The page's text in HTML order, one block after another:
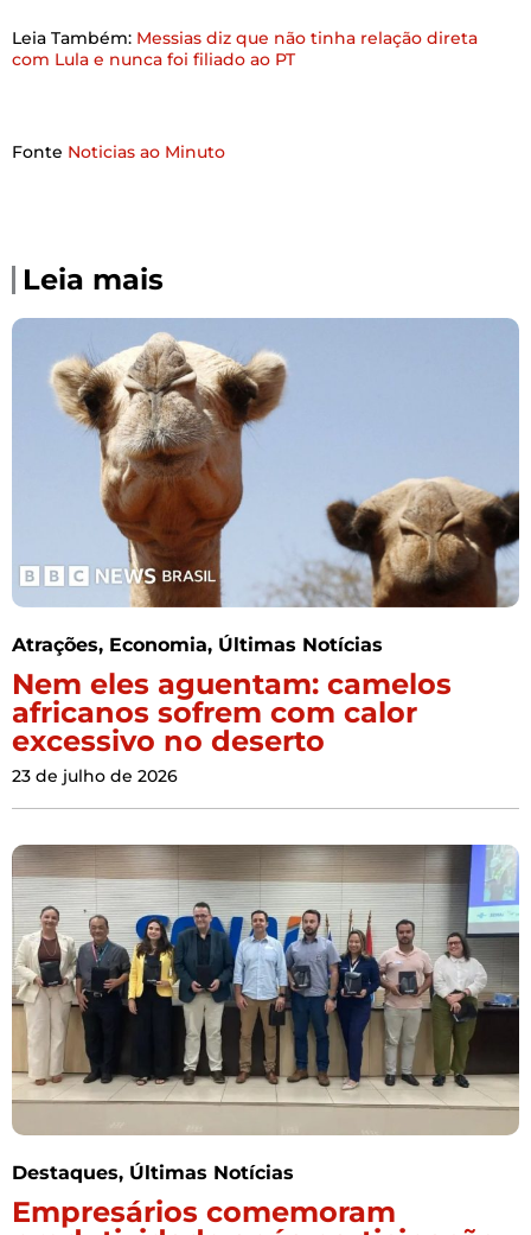
Leia Também: Messias diz que não tinha relação direta
com Lula e nunca foi filiado ao PT
Fonte Noticias ao Minuto
Leia mais
Atrações, Economia, Últimas Notícias
Nem eles aguentam: camelos
africanos sofrem com calor
excessivo no deserto
23 de julho de 2026
Destaques, Últimas Notícias
Empresários comemoram